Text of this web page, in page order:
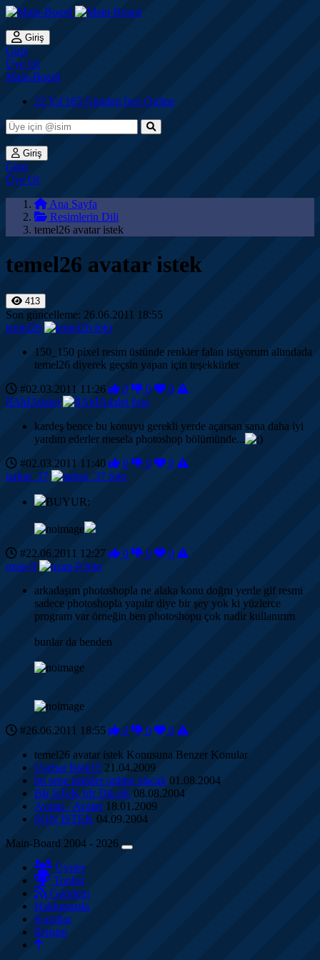
Giriş
Giriş
Üye Ol
Main-Board
22 Yıl 165 Günden beri Online
Giriş
Giriş
Üye Ol
Ana Sayfa
Resimlerin Dili
temel26 avatar istek
temel26 avatar istek
413
Son güncelleme: 26.06.2011 18:55
temel26
150_150 pixel resim üstünde renkler falan istiyorum altındada
temel26 diyerek geçsin yapan için teşekkürler
#02.03.2011 11:26
0 0
0
İlAhİAdalet
kardeş bence bu konuyu gerekli yerde açarsan sana daha iyi
yardım ederler mesela photoshop bölümünde...
#02.03.2011 11:40
0 0
0
tarkın_37
BUYUR:
#22.06.2011 12:27 0 0
0
ozan-9
arkadaşım photoshopla ne alaka konu doğru yerde gif resmi
sadece photoshopla yapılır diye bir şey yok ki yüzlerce
program var örneğin ben photoshopu çok nadir kullanırım
bunlar da benden
#26.06.2011 18:55 0 0
0
temel26 avatar istek Konusuna Benzer Konular
Usebar İstek!!! 21.04.2009
bu sene istekler online olacak 01.08.2004
BIr IsTeK bIr DiLeK 08.08.2004
Avatar - Avatar 18.01.2009
SON İSTEK 04.09.2004
Main-Board 2004 - 2026
Üyeler
Toplist
Gündem
Hakkımızda
Kurallar
İletişim